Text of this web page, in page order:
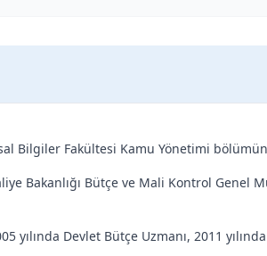
Bilgiler Fakültesi Kamu Yönetimi
Bakanlığı Bütçe ve Mali Kontrol Genel
yılında Devlet Bütçe Uzmanı, 2011